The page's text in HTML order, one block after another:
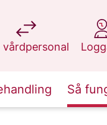
vårdpersonal
at 1177.se
at
Så